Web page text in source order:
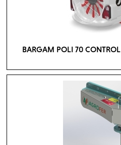
BARGAM POLI 70 CONTROL